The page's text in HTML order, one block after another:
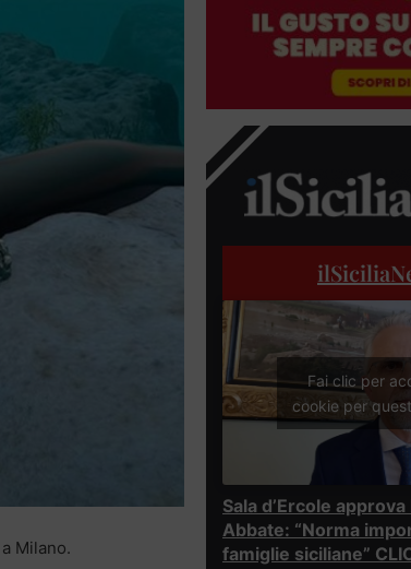
Milano.
Fai clic per
cookie per
Sala d’Ercole
Abbate: “Norma
famiglie siciliane”